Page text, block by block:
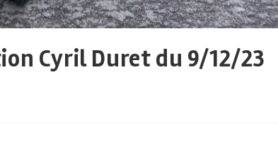
Cyril Duret du 9/12/23